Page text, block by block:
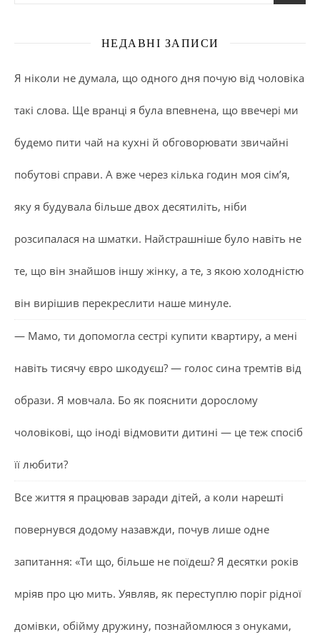
НЕДАВНІ ЗАПИСИ
Я ніколи не думала, що одного дня почую від чоловіка
такі слова. Ще вранці я була впевнена, що ввечері ми
будемо пити чай на кухні й обговорювати звичайні
побутові справи. А вже через кілька годин моя сім’я,
яку я будувала більше двох десятиліть, ніби
розсипалася на шматки. Найстрашніше було навіть не
те, що він знайшов іншу жінку, а те, з якою холодністю
він вирішив перекреслити наше минуле.
— Мамо, ти допомогла сестрі купити квартиру, а мені
навіть тисячу євро шкодуєш? — голос сина тремтів від
образи. Я мовчала. Бо як пояснити дорослому
чоловікові, що іноді відмовити дитині — це теж спосіб
її любити?
Все життя я працював заради дітей, а коли нарешті
повернувся додому назавжди, почув лише одне
запитання: «Ти що, більше не поїдеш? Я десятки років
мріяв про цю мить. Уявляв, як переступлю поріг рідної
домівки, обійму дружину, познайомлюся з онуками,